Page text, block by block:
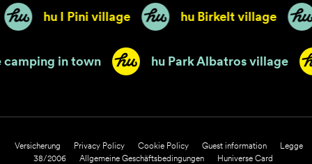
hu I Pini village hu Birkelt village
camping in town hu Park Albatros
Versicherung Privacy Policy Cookie Policy Guest information
Legge
38/2006
Allgemeine Geschäftsbedingungen
Huniverse Card